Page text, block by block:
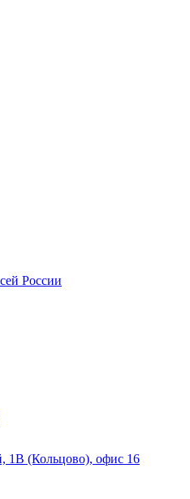
России
1В (Кольцово), офис 16